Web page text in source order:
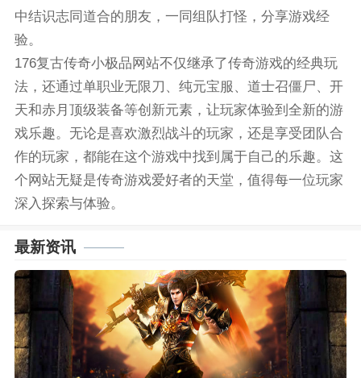
中结识志同道合的朋友，一同组队打怪，分享游戏经
验。
176复古传奇小极品网站不仅继承了传奇游戏的经典玩
法，还通过单职业无限刀、纯元宝服、道士召僵尸、开
天和赤月顶级装备等创新元素，让玩家体验到全新的游
戏乐趣。无论是喜欢激烈战斗的玩家，还是享受团队合
作的玩家，都能在这个游戏中找到属于自己的乐趣。这
个网站无疑是传奇游戏爱好者的天堂，值得每一位玩家
深入探索与体验。
最新资讯